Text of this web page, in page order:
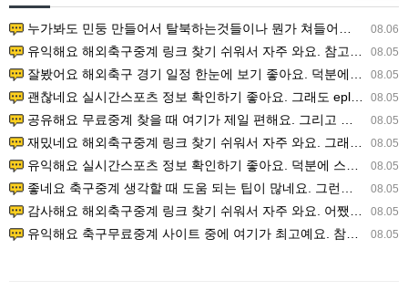
08.06
누가봐도 민둥 만들어서 탈북하는것들이나 뭔가 쳐들어오는 낌새를 미리 알아차리기 위함이지 저걸 전쟁준비라고 하…
08.05
유익해요 해외축구중계 링크 찾기 쉬워서 자주 와요. 참고로 무료스포츠중계 정보 확인할 때 출처 꼭 체크해요.…
08.05
잘봤어요 해외축구 경기 일정 한눈에 보기 좋아요. 덕분에 epl중계 볼 때 공식 중계 채널 먼저 찾아봐요. …
08.05
괜찮네요 실시간스포츠 정보 확인하기 좋아요. 그래도 epl중계 볼 때 공식 중계 채널 먼저 찾아봐요. 북마크…
08.05
공유해요 무료중계 찾을 때 여기가 제일 편해요. 그리고 무료스포츠중계 정보 확인할 때 출처 꼭 체크해요. 앞…
08.05
재밌네요 해외축구중계 링크 찾기 쉬워서 자주 와요. 그래서 해외축구중계도 정식 서비스로 봐야 안전해요. 다음…
08.05
유익해요 실시간스포츠 정보 확인하기 좋아요. 덕분에 스포츠중계는 합법적인 경로로만 시청하려 해요. 좋은 정보…
08.05
좋네요 축구중계 생각할 때 도움 되는 팁이 많네요. 그런데 해외축구중계도 정식 서비스로 봐야 안전해요. 다음…
08.05
감사해요 해외축구중계 링크 찾기 쉬워서 자주 와요. 어쨌든 축구무료중계도 합법적인 곳에서 봐야 마음 편해요.…
08.05
유익해요 축구무료중계 사이트 중에 여기가 최고예요. 참고로 축구무료중계도 합법적인 곳에서 봐야 마음 편해요.…